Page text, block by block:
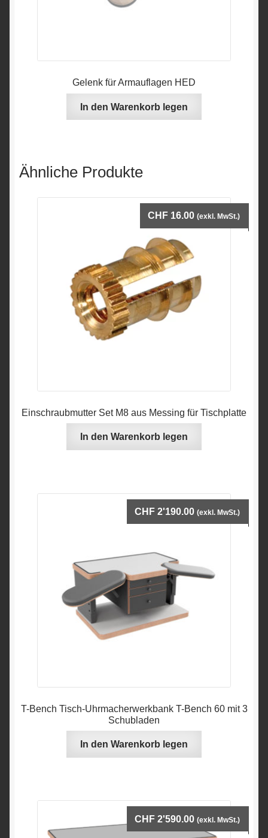
Gelenk für Armauflagen HED
In den Warenkorb legen
Ähnliche Produkte
Einschraubmutter Set M8 aus Messing für Tischplatte
CHF 16.00 (exkl. MwSt.)
In den Warenkorb legen
T-Bench Tisch-Uhrmacherwerkbank T-Bench 60 mit 3
Schubladen
CHF 2'190.00 (exkl. MwSt.)
In den Warenkorb legen
CHF 2'590.00 (exkl. MwSt.)